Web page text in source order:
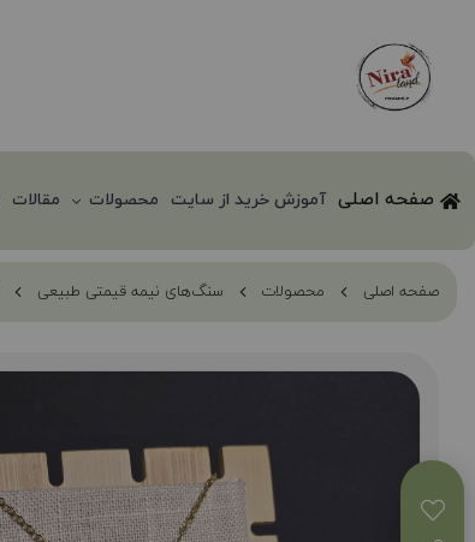
صفحه اصلی آموزش خرید از سایت محصولات مقالات
صفحه اصلی محصولات سنگ‌های نیمه قیمتی طبیعی